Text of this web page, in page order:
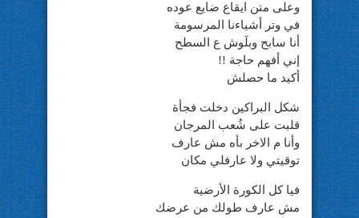
وعلى متن ايقاع ضايع عوده
في وتر أشياءنا المرسومة
أنا سابح وبلَوش ع السطح
إني أفهم حاجة !!
أكيد ما حصلش
شكل البراكين دخلت فجأة
قلبت على شُعب المرجان
وأنا م الاخر بأه مش عارف
توقيتي ولا عارفلي مكان
فيا كل الكورة الأرضية
مش عارف طولك من عرضك